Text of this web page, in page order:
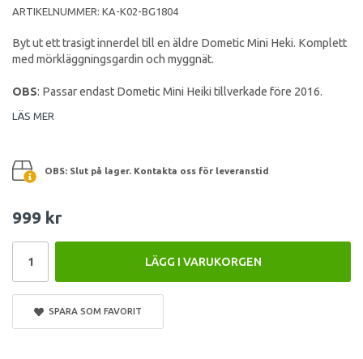
ARTIKELNUMMER: KA-K02-BG1804
Byt ut ett trasigt innerdel till en äldre Dometic Mini Heki. Komplett
med mörkläggningsgardin och myggnät.
OBS: Passar endast Dometic Mini Heiki tillverkade före 2016.
LÄS MER
OBS: Slut på lager. Kontakta oss för leveranstid
999 kr
LÄGG I VARUKORGEN
SPARA SOM FAVORIT